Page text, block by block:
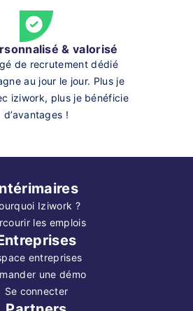
& valorisé
de recrutement dédié
au jour le jour. Plus je
iziwork, plus je bénéficie
d’avantages !
Iziwork ?
les emplois
entreprises
une démo
Se connecter